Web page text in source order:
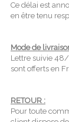
Ce délai est
en être tenu
Mode de
Lettre suivie 48/
sont offerts en
RETOUR :
Pour toute